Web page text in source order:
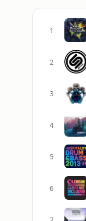
1
2
3
4
5
6